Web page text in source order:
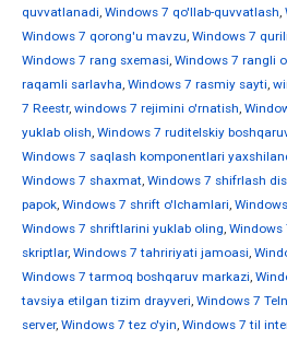
quvvatlanadi, Windows 7 qo'llab-quvvatlash,
Windows 7 qorong'u mavzu, Windows 7
Windows 7 rang sxemasi, Windows 7 rangli
raqamli sarlavha, Windows 7 rasmiy sayti,
7 Reestr, windows 7 rejimini o'rnatish,
yuklab olish, Windows 7 ruditelskiy
Windows 7 saqlash komponentlari
Windows 7 shaxmat, Windows 7 shifrlash
papok, Windows 7 shrift o'lchamlari,
Windows 7 shriftlarini yuklab oling, Windows
skriptlar, Windows 7 tahririyati jamoasi,
Windows 7 tarmoq boshqaruv markazi,
tavsiya etilgan tizim drayveri, Windows 7
server, Windows 7 tez o'yin, Windows 7 til